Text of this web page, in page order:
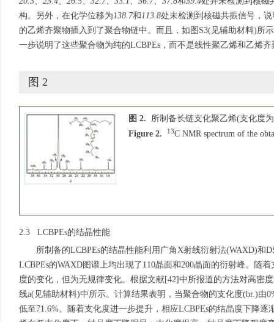
构。另外，在化学位移为 138.7和 113.8处未检测到核磁共振信号，
的乙烯齐聚物插入到了聚合物链中。而且，如图S3(见辅助材料)所
一步说明了这些聚合物为纯的LCBPEs，而不是线性聚乙烯和乙烯
图 2
图 2.
所制备长链支化聚乙烯(支化度
Figure 2.
13C NMR spectrum of the
2.3 LCBPEs的结晶性能
所制备的LCBPEs的结晶性能利用广角X射线衍射法(WAXD)和
LCBPEs的WAXD图谱上均出现了110晶面和200晶面的衍射峰。随
度的变化，但为无规律变化。根据文献[42]中所报道的方法对高密
线a(见辅助材料)中所示。计算结果表明，当聚合物的支化度(br.)由
低至71.6%。随着支化度进一步提升，相应LCBPEs的结晶度下降